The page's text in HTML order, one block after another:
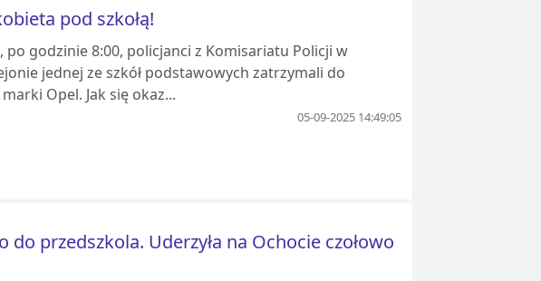
pod szkołą!
godzinie 8:00, policjanci z Komisariatu Policji w
jednej ze szkół podstawowych zatrzymali do
Opel. Jak się okaz...
05-09-2025 14:49:05
przedszkola. Uderzyła na Ochocie czołowo